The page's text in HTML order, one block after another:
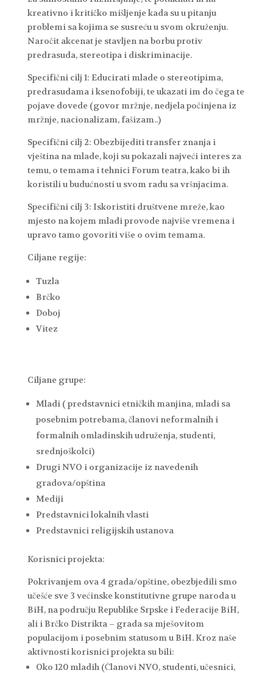
kreativno i kritičko mišljenje kada su u pitanju
problemi sa kojima se susreću u svom okruženju.
Naročit akcenat je stavljen na borbu protiv
predrasuda, stereotipa i diskriminacije.
Specifični cilj 1: Educirati mlade o stereotipima,
predrasudama i ksenofobiji, te ukazati im do čega te
pojave dovede (govor mržnje, nedjela počinjena iz
mržnje, nacionalizam, fašizam..)
Specifični cilj 2: Obezbijediti transfer znanja i
vještina na mlade, koji su pokazali najveći interes za
temu, o temama i tehnici Forum teatra, kako bi ih
koristili u budućnosti u svom radu sa vršnjacima.
Specifični cilj 3: Iskoristiti društvene mreže, kao
mjesto na kojem mladi provode najviše vremena i
upravo tamo govoriti više o ovim temama.
Ciljane regije:
Tuzla
Brčko
Doboj
Vitez
Ciljane grupe:
Mladi ( predstavnici etničkih manjina, mladi sa
posebnim potrebama, članovi neformalnih i
formalnih omladinskih udruženja, studenti,
srednjoškolci)
Drugi NVO i organizacije iz navedenih
gradova/opština
Mediji
Predstavnici lokalnih vlasti
Predstavnici religijskih ustanova
Korisnici projekta:
Pokrivanjem ova 4 grada/opštine, obezbjedili smo
učešće sve 3 većinske konstitutivne grupe naroda u
BiH, na području Republike Srpske i Federacije BiH,
ali i Brčko Distrikta – grada sa mješovitom
populacijom i posebnim statusom u BiH. Kroz naše
aktivnosti korisnici projekta su bili:
Oko 120 mladih (Članovi NVO, studenti, učesnici,